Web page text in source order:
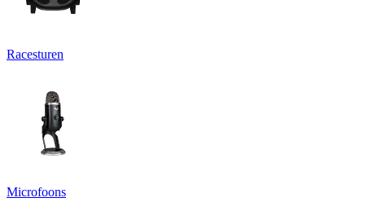
Racesturen
Microfoons